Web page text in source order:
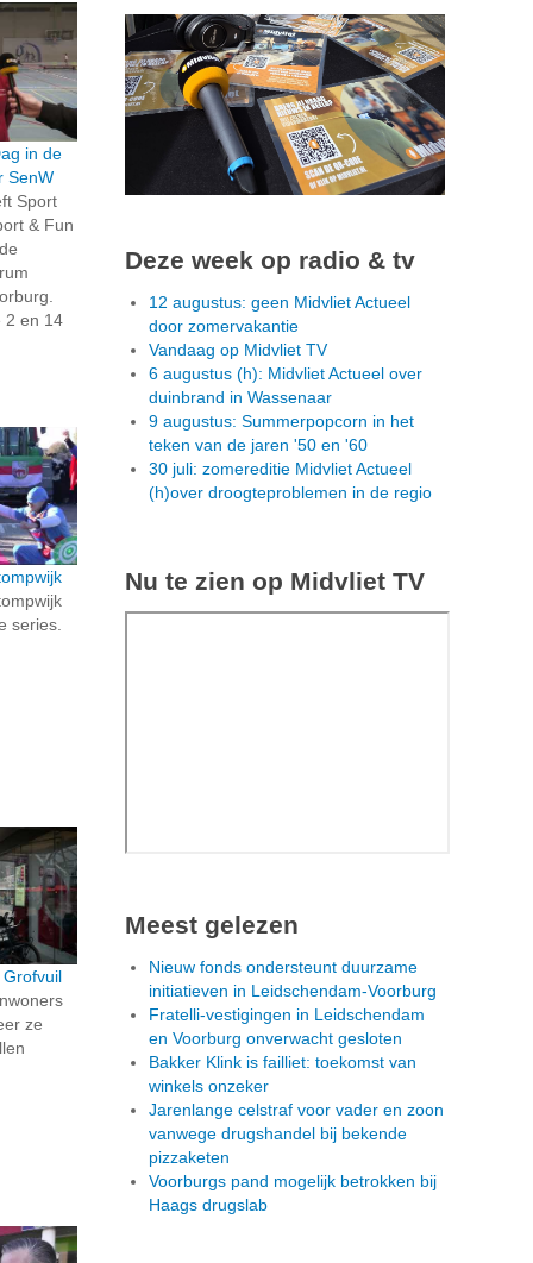
in de
SenW
Sport
& Fun
2 en 14
series.
ze
Deze week op radio & tv
12 augustus: geen Midvliet Actueel
door zomervakantie
Vandaag op Midvliet TV
6 augustus (h): Midvliet Actueel over
duinbrand in Wassenaar
9 augustus: Summerpopcorn in het
teken van de jaren '50 en '60
30 juli: zomereditie Midvliet Actueel
(h)over droogteproblemen in de regio
Nu te zien op Midvliet TV
Meest gelezen
Nieuw fonds ondersteunt duurzame
initiatieven in Leidschendam-Voorburg
Fratelli-vestigingen in Leidschendam
en Voorburg onverwacht gesloten
Bakker Klink is failliet: toekomst van
winkels onzeker
Jarenlange celstraf voor vader en zoon
vanwege drugshandel bij bekende
pizzaketen
Voorburgs pand mogelijk betrokken bij
Haags drugslab